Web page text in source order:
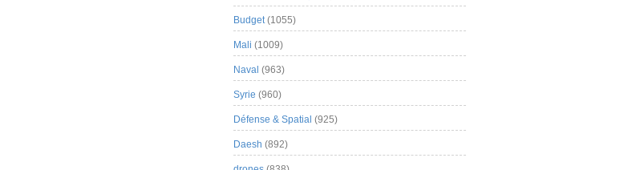
Budget(1055)
Mali (1009)
Naval (963)
Syrie (960)
Défense & Spatial (925)
Daesh (892)